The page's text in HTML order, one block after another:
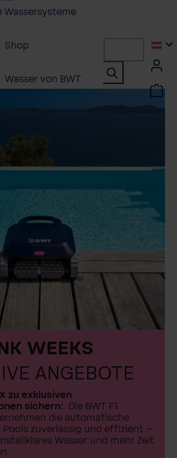
Wassersysteme
Shop
Wasser von BWT
Kundenservice
Über BWT
WEEKS
ANGEBOTE
zu exklusiven
sichern:
Die BWT F1
die automatische
Pools zuverlässig und effizient –
Wasser und mehr Zeit